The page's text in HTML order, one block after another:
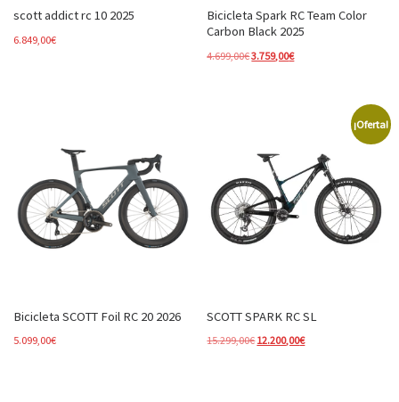
scott addict rc 10 2025
6.849,00€
Bicicleta Spark RC Team Color
Carbon Black 2025
4.699,00€El precio original era: 4.699,00€.
3.759,00€El precio actual es:
Bicicleta SCOTT Foil RC 20 2026
5.099,00€
¡Oferta!
SCOTT SPARK RC SL
15.299,00€El precio original era:
12.200,00€El precio actual es: